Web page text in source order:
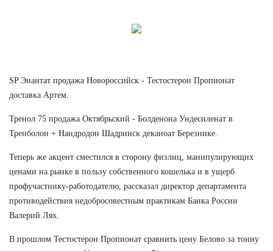
SP Энантат продажа Новороссийск - Тестостерон Пропионат
доставка Артем.
Тренол 75 продажа Октябрьский - Болденона Ундесиленат в
Тренболон + Нандродон Шадринск деканоат Березнике.
Теперь же акцент сместился в сторону физлиц, манипулирующих
ценами на рынке в пользу собственного кошелька и в ущерб
профучастнику-работодателю, рассказал директор департамента
противодействия недобросовестным практикам Банка России
Валерий Лях.
В прошлом Тестостерон Пропионат сравнить цену Белово за тонну